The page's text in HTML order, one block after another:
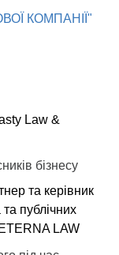
КОМПАНІЇ"
Law &
бізнесу
та керівник
публічних
LAW